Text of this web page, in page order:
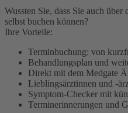
Wussten Sie, dass Sie auch
selbst buchen können?
Ihre Vorteile:
Terminbuchung: von
Behandlungsplan und
Direkt mit dem Medgate
Lieblingsärztinnen und -
Symptom-Checker mit
Terminerinnerungen und